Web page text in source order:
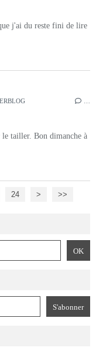
j'ai du reste fini de lire
tailler. Bon dimanche à
24 > >>